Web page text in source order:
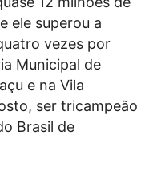
ele superou a
vezes por
Municipal de
e na Vila
ser tricampeão
Brasil de